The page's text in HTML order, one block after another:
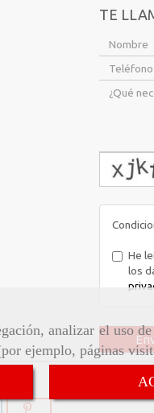
analizar el uso
ejemplo, páginas
TE
He
los